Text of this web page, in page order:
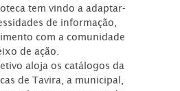
tem vindo a adaptar-
de informação,
com a comunidade
de ação.
aloja os catálogos da
de Tavira, a municipal,